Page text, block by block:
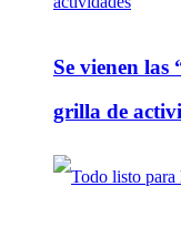
Se vienen las
grilla de